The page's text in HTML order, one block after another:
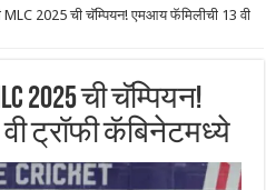
2025 ची चॅम्पियन! एमआय‌ फॅमिलीची 13 वी
2025 ची चॅम्पियन!
ट्रॉफी कॅबिनेटमध्ये